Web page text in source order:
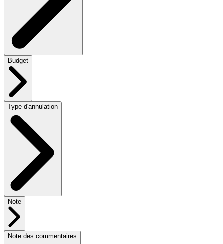
Budget
Type d'annulation
Note
Note des commentaires